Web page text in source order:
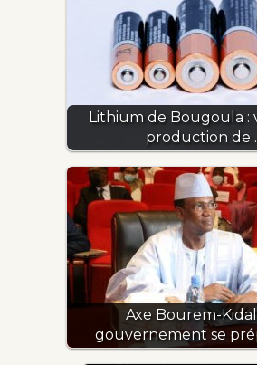
Lithium de Bougoula :
production
Axe Bourem-
gouvernement se